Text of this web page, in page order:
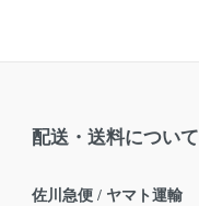
配送・送料について
佐川急便 / ヤマト運輸